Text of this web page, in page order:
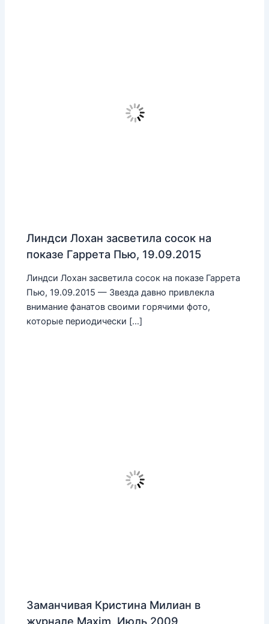
Линдси Лохан засветила сосок на
показе Гаррета Пью, 19.09.2015
Линдси Лохан засветила сосок на показе Гаррета
Пью, 19.09.2015 — Звезда давно привлекла
внимание фанатов своими горячими фото,
которые периодически […]
Заманчивая Кристина Милиан в
журнале Maxim, Июль 2009